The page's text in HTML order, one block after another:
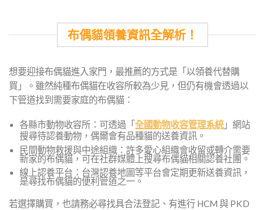
布偶貓領養資訊全解析！
想要迎接布偶貓進入家門，最推薦的方式是「以領養代替購
買」。雖然純種布偶貓在收容所較為少見，但仍有機會透過以
下管道找到需要家庭的布偶貓：
各縣市動物收容所：可透過「全國動物收容管理系統」網站
搜尋待認養動物，偶爾會有品種貓的送養資訊。
民間動物救援與中途組織：許多愛心組織會收留或轉介需要
新家的布偶貓，可在社群媒體上搜尋布偶貓相關認養社團。
線上認養平台：台灣認養地圖等平台會定期更新送養資訊，
是尋找布偶貓的便利管道之一。
若選擇購買，也請務必尋找具合法登記、有進行 HCM 與 PKD